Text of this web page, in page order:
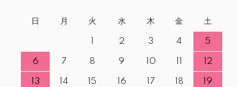
日 月 火 水 木 金 土
2 3 4 5
6 7 8 9 10 12
13 14 15 16 17 18 19